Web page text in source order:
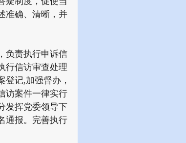
准确、清晰，并
责执行申诉信
行信访审查处理
记,加强督办，
访案件一律实行
发挥党委领导下
通报。完善执行